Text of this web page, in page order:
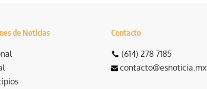
de Noticias Contacto
(614) 278 7185
contacto@esnoticia.mx